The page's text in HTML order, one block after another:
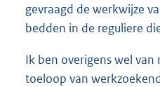
gevraagd de werkwijze
bedden in de reguliere
Ik ben overigens wel
toeloop van